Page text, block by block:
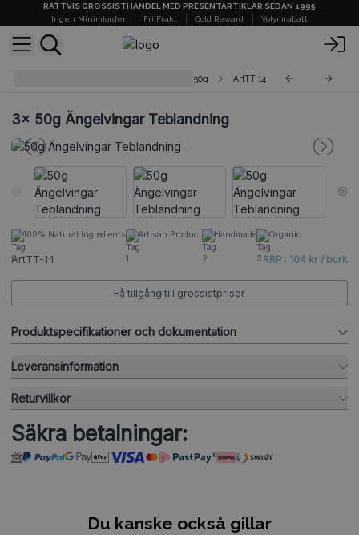
RÄTTVIS GROSSISTHANDEL MED PRESENTARTIKLAR SEDAN 1995
Ingen Minimiorder
Fri Frakt Gold Reward Volymrabatt
Hantverksmässiga Teer i Burkar - 50g ArtTT-14
3x 50g Ängelvingar Teblandning
100% Natural Ingredients Artisan Product Handmade Organic
ArtTT-14 RRP : 104 kr / burk
Få tillgång till grossistpriser
Produktspecifikationer och dokumentation
Leveransinformation
Returvillkor
Säkra betalningar:
Du kanske också gillar